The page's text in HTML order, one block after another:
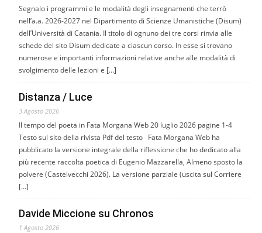
Segnalo i programmi e le modalità degli insegnamenti che terrò
nell’a.a. 2026-2027 nel Dipartimento di Scienze Umanistiche (Disum)
dell’Università di Catania. Il titolo di ognuno dei tre corsi rinvia alle
schede del sito Disum dedicate a ciascun corso. In esse si trovano
numerose e importanti informazioni relative anche alle modalità di
svolgimento delle lezioni e […]
Distanza / Luce
3 Agosto 2026
Il tempo del poeta in Fata Morgana Web 20 luglio 2026 pagine 1-4
Testo sul sito della rivista Pdf del testo Fata Morgana Web ha
pubblicato la versione integrale della riflessione che ho dedicato alla
più recente raccolta poetica di Eugenio Mazzarella, Almeno sposto la
polvere (Castelvecchi 2026). La versione parziale (uscita sul Corriere
[…]
Davide Miccione su Chronos
1 Agosto 2026